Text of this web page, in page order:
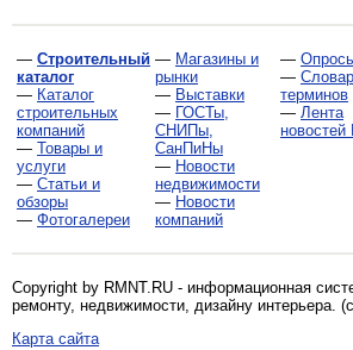
— Строительный
каталог
— Каталог
строительных
компаний
— Товары и
услуги
— Статьи и
обзоры
— Фотогалереи
— Магазины и
рынки
— Выставки
— ГОСТы,
СНИПы,
СанПиНы
— Новости
недвижимости
— Новости
компаний
—
—
терминов
— Лента
новостей
Copyright by RMNT.RU - информационная
ремонту, недвижимости, дизайну интерьера .
Карта сайта